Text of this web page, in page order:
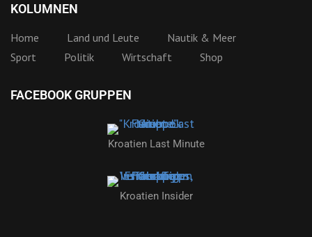
KOLUMNEN
Home Land und Leute
Nautik & Meer
Sport
Politik Wirtschaft Shop
FACEBOOK GRUPPEN
Kroatien Last Minute
Kroatien Insider